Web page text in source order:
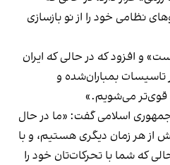
نظامی خود را از نو بازسازی
و افزود که در حالی که ایران
تاسیسات بمباران‌شده و
قوی‌تر می‌شویم.»
جمهوری اسلامی گفت: «ما در حال
از هر زمان دیگری هستیم، و با
که شما با تحرکات‌تان خود را